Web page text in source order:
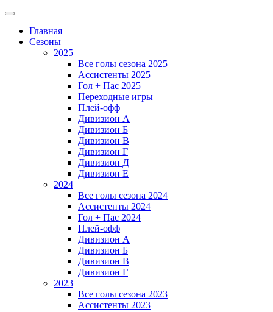
Главная
Сезоны
2025
Все голы сезона 2025
Ассистенты 2025
Гол + Пас 2025
Переходные игры
Плей-офф
Дивизион A
Дивизион Б
Дивизион В
Дивизион Г
Дивизион Д
Дивизион Е
2024
Все голы сезона 2024
Ассистенты 2024
Гол + Пас 2024
Плей-офф
Дивизион A
Дивизион Б
Дивизион В
Дивизион Г
2023
Все голы сезона 2023
Ассистенты 2023